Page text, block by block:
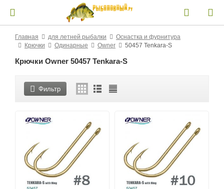
Главная для летней рыбалки
Оснастка и фурнитура
Крючки
Одинарные Owner 50457 Tenkara-S
Крючки Owner 50457 Tenkara-S
Фильтр